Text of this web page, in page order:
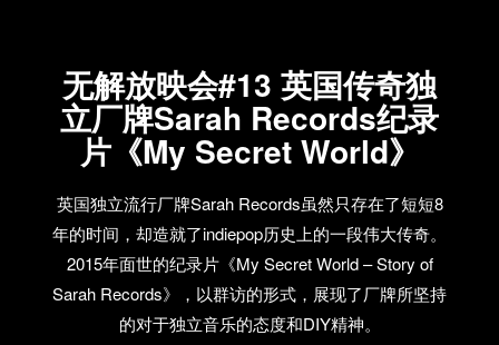
无解放映会#13 英国传奇独
立厂牌Sarah Records纪录
片《My Secret World》
英国独立流行厂牌Sarah Records虽然只存在了短短8
年的时间，却造就了indiepop历史上的一段伟大传奇。
2015年面世的纪录片《My Secret World – Story of
Sarah Records》，以群访的形式，展现了厂牌所坚持
的对于独立音乐的态度和DIY精神。